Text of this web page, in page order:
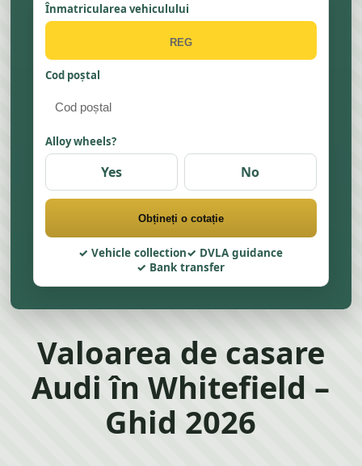
Înmatricularea vehiculului
Cod poștal
Alloy wheels?
Yes No
Obțineți o cotație
Vehicle collection
DVLA guidance
Bank transfer
Valoarea de casare
Audi în Whitefield –
Ghid 2026